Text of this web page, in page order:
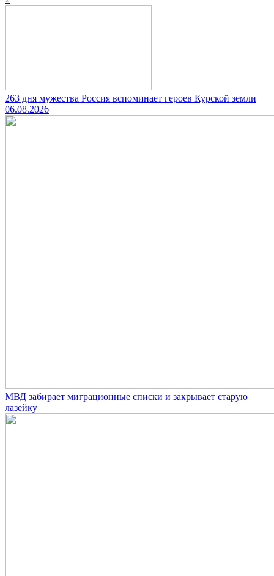
263 дня мужества Россия вспоминает героев Курской земли
06.08.2026
МВД забирает миграционные списки и закрывает старую
лазейку